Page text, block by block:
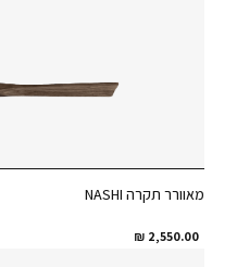
מאוורר תקרה NASHI
2,550.00
₪